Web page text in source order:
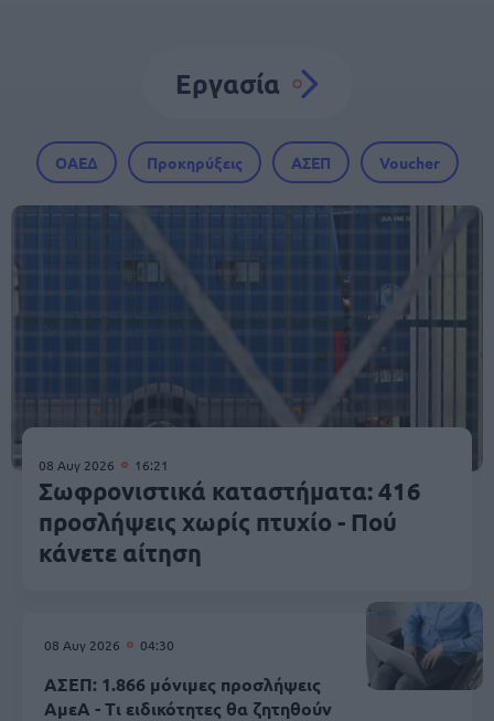
Εργασία
ΟΑΕΔ Προκηρύξεις ΑΣΕΠ Voucher
08 Αυγ 2026 16:21
Σωφρονιστικά καταστήματα: 416
προσλήψεις χωρίς πτυχίο - Πού
κάνετε αίτηση
08 Αυγ 2026 04:30
ΑΣΕΠ: 1.866 μόνιμες προσλήψεις
ΑμεΑ - Τι ειδικότητες θα ζητηθούν